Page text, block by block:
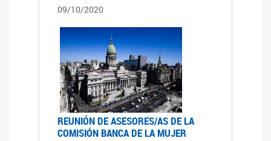
09/10/2020
REUNIÓN DE ASESORES/AS DE LA
COMISIÓN BANCA DE LA MUJER